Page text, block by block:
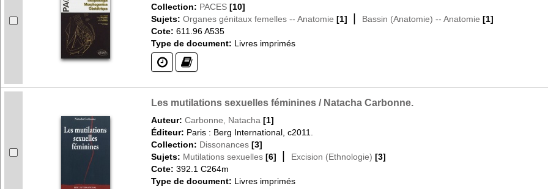
Collection: PACES [10]
Sujets: Organes génitaux femelles -- Anatomie [1] | Bassin (Anatomie) -- Anatomie [1]
Cote: 611.96 A535
Type de document: Livres imprimés
(?) (?)
Les mutilations sexuelles féminines / Natacha Carbonne.
Auteur: Carbonne, Natacha [1]
Éditeur: Paris : Berg International, c2011.
Collection: Dissonances [3]
Sujets: Mutilations sexuelles [6] | Excision (Ethnologie) [3]
Cote: 392.1 C264m
Type de document: Livres imprimés